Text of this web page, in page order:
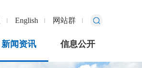
English 网站群
新闻资讯 信息公开